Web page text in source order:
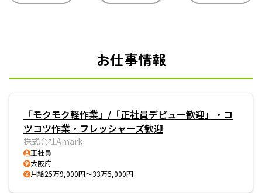
お仕事情報
「モクモク軽作業」/「正社員デビュー歓迎」・コ
ツコツ作業・フレッシャーズ歓迎
株式会社Amark
正社員
大阪府
月給25万9,000円～33万5,000円